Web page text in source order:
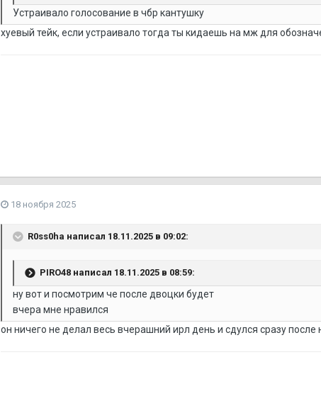
Устраивало голосование в чбр кантушку
хуевый тейк, если устраивало тогда ты кидаешь на мж для
18 ноября 2025
R0ss0ha написал 18.11.2025 в 09:02:
PIRO48 написал 18.11.2025 в 08:59:
ну вот и посмотрим че после двоцки будет
вчера мне нравился
он ничего не делал весь вчерашний ирл день и сдулся сразу после